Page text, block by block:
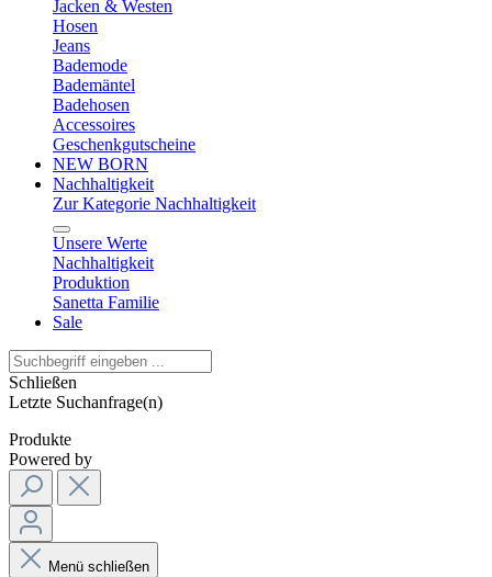
Jacken & Westen
Hosen
Jeans
Bademode
Bademäntel
Badehosen
Accessoires
Geschenkgutscheine
NEW BORN
Nachhaltigkeit
Zur Kategorie Nachhaltigkeit
Unsere Werte
Nachhaltigkeit
Produktion
Sanetta Familie
Sale
Schließen
Letzte Suchanfrage(n)
Produkte
Powered by
Menü schließen